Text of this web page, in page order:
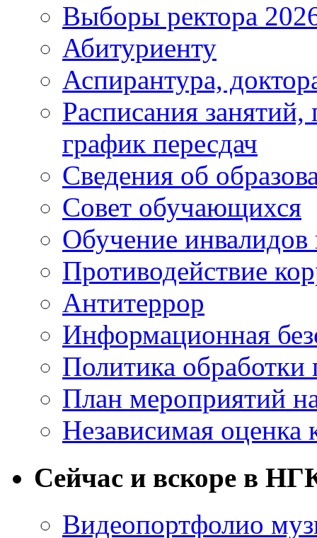
Выборы ректора
Абитуриенту
Аспирантура,
Расписания
график пересдач
Сведения об
Совет обучающихся
Обучение
Противодействие
Антитеррор
Информационная
Политика
План мероприятий
Независимая оценка
Сейчас и вскоре в
Видеопортфолио